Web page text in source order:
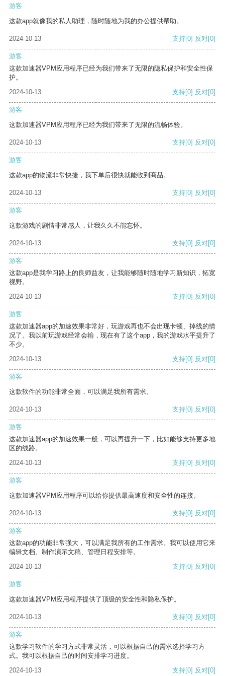
游客
这款app就像我的私人助理，随时随地为我的办公提供帮助。
2024-10-13 支持[0] 反对[0]
游客
这款加速器VPM应用程序已经为我们带来了无限的隐私保护和安全性保
护。
2024-10-13
支持[0] 反对[0]
游客
这款加速器VPM应用程序已经为我们带来了无限的流畅体验。
2024-10-13 支持[0] 反对[0]
游客
这款app的物流非常快捷，我下单后很快就能收到商品。
2024-10-13 支持[0] 反对[0]
游客
这款游戏的剧情非常感人，让我久久不能忘怀。
2024-10-13 支持[0] 反对[0]
游客
这款app是我学习路上的良师益友，让我能够随时随地学习新知识，拓宽
视野。
2024-10-13
支持[0] 反对[0]
游客
这款加速器app的加速效果非常好，玩游戏再也不会出现卡顿、掉线的情
况了。我以前玩游戏经常会输，现在有了这个app，我的游戏水平提升了
不少。
2024-10-13
支持[0] 反对[0]
游客
这款软件的功能非常全面，可以满足我所有需求。
2024-10-13 支持[0] 反对[0]
游客
这款加速器app的加速效果一般，可以再提升一下，比如能够支持更多地
区的线路。
2024-10-13
支持[0] 反对[0]
游客
这款加速器VPM应用程序可以给你提供最高速度和安全性的连接。
2024-10-13 支持[0] 反对[0]
游客
这款app的功能非常强大，可以满足我所有的工作需求。我可以使用它来
编辑文档、制作演示文稿、管理日程安排等。
2024-10-13
支持[0] 反对[0]
游客
这款加速器VPM应用程序提供了顶级的安全性和隐私保护。
2024-10-13 支持[0] 反对[0]
游客
这款学习软件的学习方式非常灵活，可以根据自己的需求选择学习方
式。我可以根据自己的时间安排学习进度。
2024-10-13
支持[0] 反对[0]